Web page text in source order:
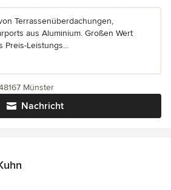
Terrassenüberdachungen,
aus Aluminium. Großen Wert
Preis-Leistungs...
Nachricht
Münster